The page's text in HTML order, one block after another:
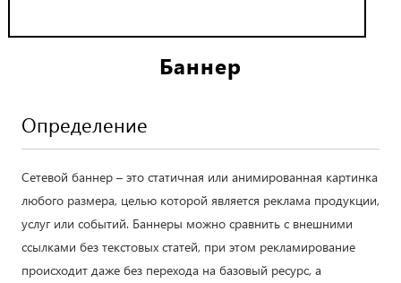
Баннер
Определение
Сетевой баннер – это статичная или анимированная картинка
любого размера, целью которой является реклама продукции,
услуг или событий. Баннеры можно сравнить с внешними
ссылками без текстовых статей, при этом рекламирование
происходит даже без перехода на базовый ресурс, а